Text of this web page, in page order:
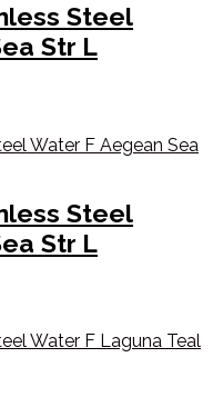
Steel
Str L
Steel
Str L